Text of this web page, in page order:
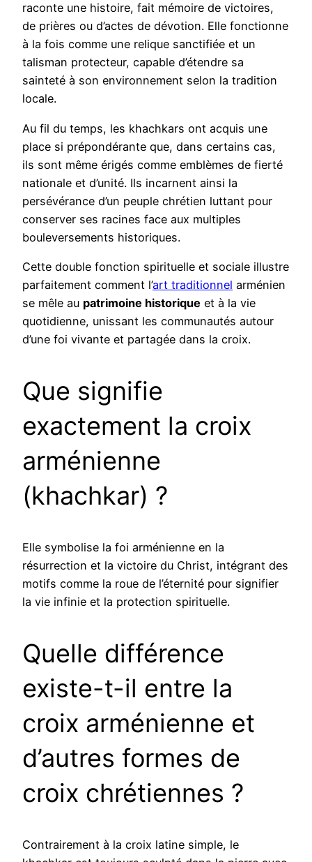
raconte une histoire, fait mémoire de victoires,
de prières ou d’actes de dévotion. Elle fonctionne
à la fois comme une relique sanctifiée et un
talisman protecteur, capable d’étendre sa
sainteté à son environnement selon la tradition
locale.
Au fil du temps, les khachkars ont acquis une
place si prépondérante que, dans certains cas,
ils sont même érigés comme emblèmes de fierté
nationale et d’unité. Ils incarnent ainsi la
persévérance d’un peuple chrétien luttant pour
conserver ses racines face aux multiples
bouleversements historiques.
Cette double fonction spirituelle et sociale illustre
parfaitement comment l’art traditionnel arménien
se mêle au patrimoine historique et à la vie
quotidienne, unissant les communautés autour
d’une foi vivante et partagée dans la croix.
Que signifie
exactement la croix
arménienne
(khachkar) ?
Elle symbolise la foi arménienne en la
résurrection et la victoire du Christ, intégrant des
motifs comme la roue de l’éternité pour signifier
la vie infinie et la protection spirituelle.
Quelle différence
existe-t-il entre la
croix arménienne et
d’autres formes de
croix chrétiennes ?
Contrairement à la croix latine simple, le